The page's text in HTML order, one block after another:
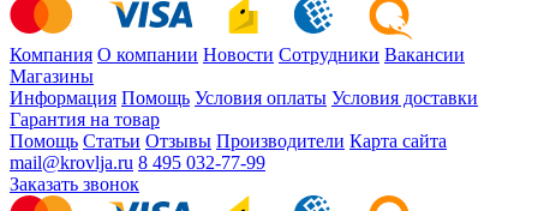
Компания О компании Новости Сотрудники Вакансии
Магазины
Информация Помощь Условия оплаты Условия доставки
Гарантия на товар
Помощь Статьи Отзывы Производители Карта сайта
mail@krovlja.ru 8 495 032-77-99
Заказать звонок